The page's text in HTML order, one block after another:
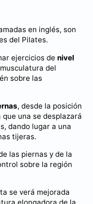
en inglés, son
del Pilates.
ejercicios de nivel
del
sobre las
, desde la posición
una se desplazará
dando lugar a una
tijeras.
las piernas y de la
sobre la región
se verá mejorada